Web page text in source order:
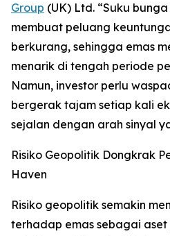
Group (UK) Ltd. “Suku
membuat peluang
berkurang, sehingga emas
menarik di tengah periode
Namun, investor perlu
bergerak tajam setiap kali
sejalan dengan arah sinyal
Risiko Geopolitik Dongkrak
Haven
Risiko geopolitik semakin
terhadap emas sebagai